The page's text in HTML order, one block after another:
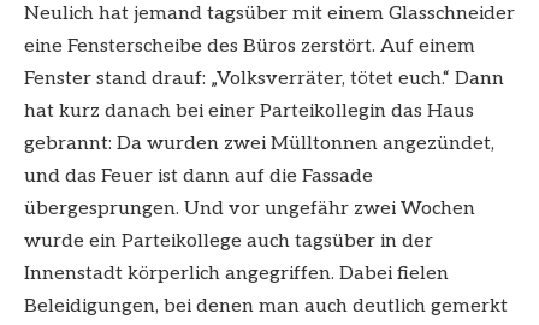
Neulich hat jemand tagsüber mit einem Glasschneider
eine Fensterscheibe des Büros zerstört. Auf einem
Fenster stand drauf: „Volksverräter, tötet euch.“ Dann
hat kurz danach bei einer Parteikollegin das Haus
gebrannt: Da wurden zwei Mülltonnen angezündet,
und das Feuer ist dann auf die Fassade
übergesprungen. Und vor ungefähr zwei Wochen
wurde ein Parteikollege auch tagsüber in der
Innenstadt körperlich angegriffen. Dabei fielen
Beleidigungen, bei denen man auch deutlich gemerkt